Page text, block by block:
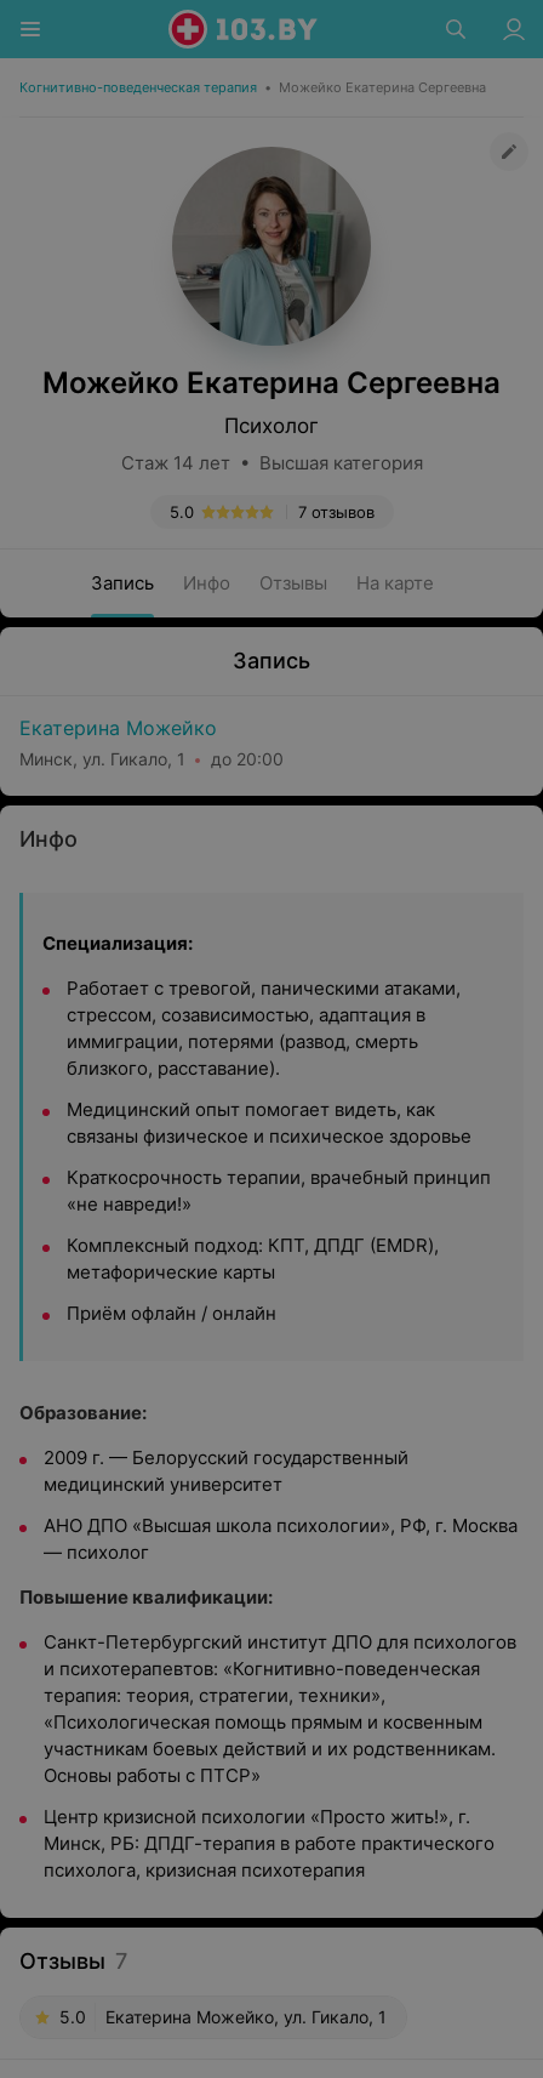
Когнитивно-поведенческая терапия • Можейко Екатерина Сергеевна
Можейко Екатерина Сергеевна
Психолог
Стаж 14 лет • Высшая категория
7 отзывов
5.0
Запись Инфо Отзывы На карте
Запись
Екатерина Можейко
Минск, ул. Гикало, 1 до 20:00
Инфо
Специализация:
Работает с тревогой, паническими атаками,
стрессом, созависимостью, адаптация в
иммиграции, потерями (развод, смерть
близкого, расставание).
Медицинский опыт помогает видеть, как
связаны физическое и психическое здоровье
Краткосрочность терапии, врачебный принцип
«не навреди!»
Комплексный подход: КПТ, ДПДГ (EMDR),
метафорические карты
Приём офлайн / онлайн
Образование:
2009 г. — Белорусский государственный
медицинский университет
АНО ДПО «Высшая школа психологии», РФ, г. Москва
— психолог
Повышение квалификации:
Санкт-Петербургский институт ДПО для психологов
и психотерапевтов: «Когнитивно-поведенческая
терапия: теория, стратегии, техники»,
«Психологическая помощь прямым и косвенным
участникам боевых действий и их родственникам.
Основы работы с ПТСР»
Центр кризисной психологии «Просто жить!», г.
Минск, РБ: ДПДГ-терапия в работе практического
психолога, кризисная психотерапия
Отзывы 7
5.0 Екатерина Можейко, ул. Гикало, 1